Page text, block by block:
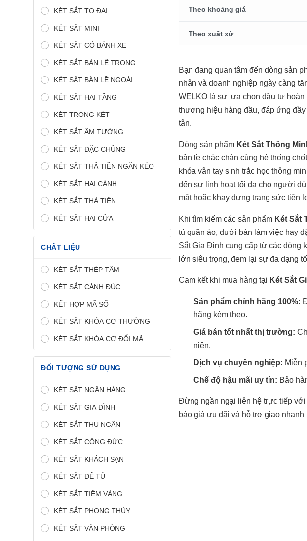
KÉT SẮT TO ĐẠI
KÉT SẮT MINI
KÉT SẮT CÓ BÁNH XE
KÉT SẮT BÀN LỀ TRONG
KÉT SẮT BÀN LỀ NGOÀI
KÉT SẮT HAI TẦNG
KÉT TRONG KÉT
KÉT SẮT ÂM TƯỜNG
KÉT SẮT ĐẶC CHỦNG
KÉT SẮT THẢ TIỀN NGĂN KÉO
KÉT SẮT HAI CÁNH
KÉT SẮT THẢ TIỀN
KÉT SẮT HAI CỬA
CHẤT LIỆU
KÉT SẮT THÉP TẤM
KÉT SẮT CÁNH ĐÚC
KẾT HỢP MÃ SỐ
KÉT SẮT KHÓA CƠ THƯỜNG
KÉT SẮT KHÓA CƠ ĐỔI MÃ
ĐỐI TƯỢNG SỬ DỤNG
KÉT SẮT NGÂN HÀNG
KÉT SẮT GIA ĐÌNH
KÉT SẮT THU NGÂN
KÉT SẮT CÔNG ĐỨC
KÉT SẮT KHÁCH SẠN
KÉT SẮT ĐỂ TỦ
KÉT SẮT TIỆM VÀNG
KÉT SẮT PHONG THỦY
KÉT SẮT VĂN PHÒNG
Theo khoảng giá
Theo xuất xứ
Bạn đang quan tâm đến dòng sản
nhân và doanh nghiệp ngày càng
WELKO là sự lựa chọn đầu tư hoàn
thương hiệu hàng đầu, đáp ứng
tân.
Dòng sản phẩm Két Sắt Thông
bản lề chắc chắn cùng hệ thống
khóa vân tay sinh trắc học thông
đến sự linh hoạt tối đa cho người
mật hoặc khay đựng trang sức tiện
Khi tìm kiếm các sản phẩm Két Sắt
tủ quần áo, dưới bàn làm việc hay
Sắt Gia Định cung cấp từ các dòng
lớn siêu trọng, đem lại sự đa dạng
Cam kết khi mua hàng tại Két Sắt
Sản phẩm chính hãng 100%:
hãng kèm theo.
Giá bán tốt nhất thị trường:
niên.
Dịch vụ chuyên nghiệp: Miễn
Chế độ hậu mãi uy tín: Bảo
Đừng ngần ngại liên hệ trực tiếp
báo giá ưu đãi và hỗ trợ giao nhanh